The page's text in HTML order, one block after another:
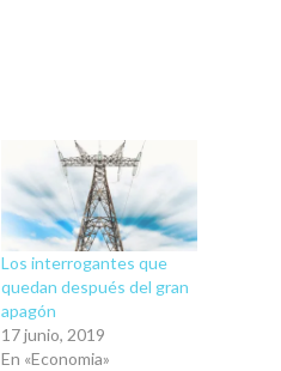
Los interrogantes que
quedan después del gran
apagón
17 junio, 2019
En «Economia»